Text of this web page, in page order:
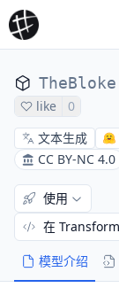
TheBloke
like
0
文本生成
CC BY-NC 4.0
模型介绍
使用
在